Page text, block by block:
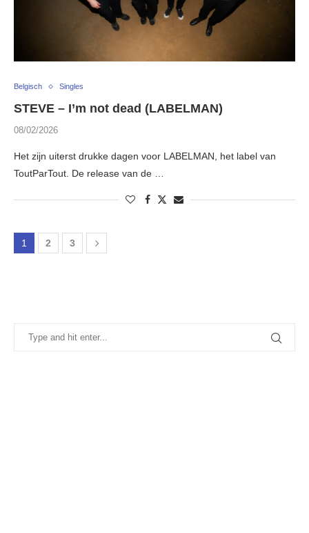
Belgisch Singles
STEVE – I’m not dead (LABELMAN)
08/02/2026
Het zijn uiterst drukke dagen voor LABELMAN, het label van
ToutParTout. De release van de …
1 2 3